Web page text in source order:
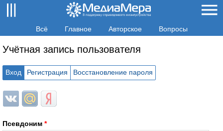
Всё Главное Авторское Вопросы
Учётная запись пользователя
Вход Регистрация Восстановление пароля
Login with ВКонтакте
Login with Mail.ru
Login with Яндекс
Псевдоним *